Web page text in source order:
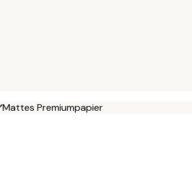
Mattes Premiumpapier